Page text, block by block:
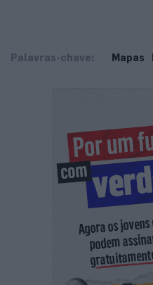
Palavras-chave: Mapas